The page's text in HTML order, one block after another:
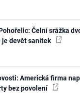
Čelní srážka
devět sanitek
Americká firma
bez povolení